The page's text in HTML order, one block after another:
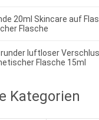
20ml Skincare auf
Flasche
luftloser
Flasche 15ml
Kategorien